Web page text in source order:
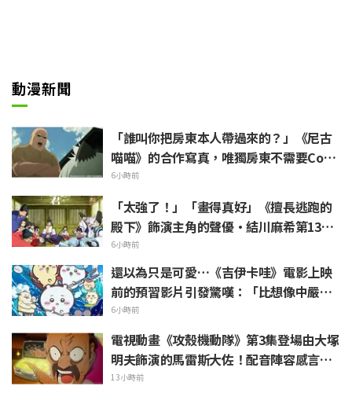
動漫新聞
「誰叫你把房東本人帶過來的？」《尼古
喵喵》的合作寫真，唯獨房東不需要Cosp
lay引發熱議
6小時前
「太強了！」「畫得真好」《擅長逃跑的
殿下》飾演主角的聲優·結川麻希第13集
ED插畫獲高度讚賞
6小時前
還以為只是可愛…《吉伊卡哇》電影上映
前的預習影片引發驚嘆：「比想像中嚴
苛」「講的簡直全都是勞動的事」反差感
驚呆網友
6小時前
電視動畫《攻殼機動隊》第3集登場由大塚
明夫飾演的馬雷斯大佐！配音陣容感言＆
結尾插畫公開
13小時前